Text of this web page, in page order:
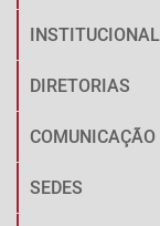
INSTITUCIONAL
DIRETORIAS
COMUNICAÇÃO
SEDES